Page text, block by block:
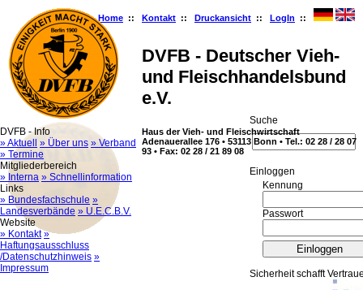
Home :: Kontakt :: Druckansicht :: LogIn ::
DVFB - Deutscher Vieh-
und Fleischhandelsbund
e.V.
Haus der Vieh- und Fleischwirtschaft
Adenauerallee 176 • 53113 Bonn • Tel.: 02 28 / 28 07
93 • Fax: 02 28 / 21 89 08
DVFB - Info
» Aktuell
» Über uns » Verband
» Termine
Mitgliederbereich
» Interna » Schnellinformation
Links
» Bundesfachschule »
Landesverbände » U.E.C.B.V.
Website
» Kontakt »
Haftungsausschluss
/Datenschutzhinweis »
Impressum
Suche
Ein­log­gen
Kennung
Passwort
Sicherheit schafft